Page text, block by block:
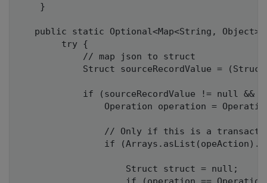
    }
public static Optional<Map<String,
        try {
            // map json to struct
Struct sourceRecordValue =
if (sourceRecordValue != null &&
Operation operation =
// Only if this is a
if
                    Struct struct = null;